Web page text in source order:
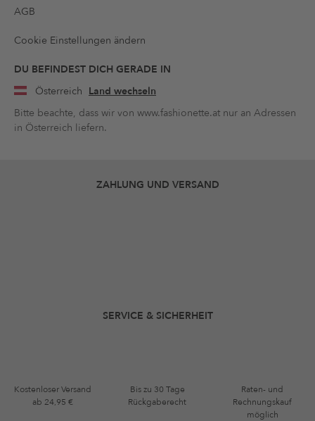
AGB
Cookie Einstellungen ändern
DU BEFINDEST DICH GERADE IN
Österreich Land wechseln
Bitte beachte, dass wir von www.fashionette.at nur an Adressen
in Österreich liefern.
ZAHLUNG UND VERSAND
SERVICE & SICHERHEIT
Kostenloser Versand
ab 24,95 €
Bis zu 30 Tage
Rückgaberecht
Raten- und
Rechnungskauf
möglich